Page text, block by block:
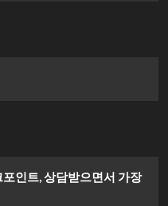
인트, 상담받으면서 가장